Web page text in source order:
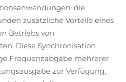
die
zusätzliche Vorteile eines
Betriebs von
Diese Synchronisation
Frequenzabgabe mehrerer
zur Verfügung,